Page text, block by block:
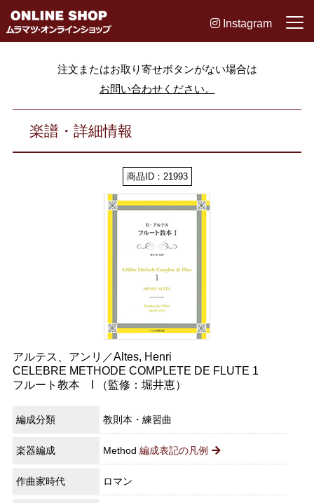
Instagram
注文またはお取り寄せボタンがない場合は
お問い合わせください。
楽譜・詳細情報
商品ID：21993
アルテス、アンリ／Altes, Henri
CELEBRE METHODE COMPLETE DE FLUTE 1
フルート教本 I （監修：堀井恵）
編成分類 教則本・練習曲
楽器編成 Method 編成表記の凡例
作曲家時代 ロマン